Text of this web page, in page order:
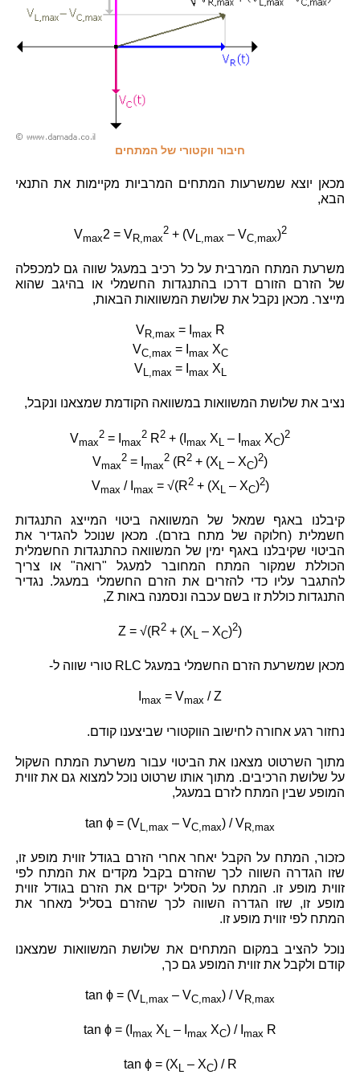
חיבור ווקטורי של המתחים
מכאן יוצא שמשרעות המתחים המרביות מקיימות את התנאי
הבא,
Vmax2 = VR,max
2+ (VL,max – VC,max)2
משרעת המתח המרבית על כל רכיב במעגל שווה גם למכפלה
של הזרם הזורם דרכו בהתנגדות החשמלי או בהיגב שהוא
מייצר. מכאן נקבל את שלושת המשוואות הבאות,
VR,max = I max R
VC,max = I max XC
VL,max = I max X L
נציב את שלושת המשוואות במשוואה הקודמת שמצאנו ונקבל,
Vmax
2 = I max
2 R2 + (I max X – I max XC)2
Vmax
2 = I max
2 (R2 + (X L – XC)2)
Vmax / I max = √(R2+ (X – XC)2)
קיבלנו באגף שמאל של המשוואה ביטוי המייצג התנגדות
חשמלית (חלוקה של מתח בזרם). מכאן שנוכל להגדיר את
הביטוי שקיבלנו באגף ימין של המשוואה כהתנגדות החשמלית
הכוללת שמקור המתח המחובר למעגל "רואה" או צריך
להתגבר עליו כדי להזרים את הזרם החשמלי במעגל. נגדיר
התנגדות כוללת זו בשם עכבה ונסמנה באות Z,
Z = √(R2 + (X L – XC)2)
מכאן שמשרעת הזרם החשמלי במעגל RLC טורי שווה ל-
max = Vmax / Z
נחזור רגע אחורה לחישוב הווקטורי שביצענו קודם.
מתוך השרטוט מצאנו את הביטוי עבור משרעת המתח השקול
על שלושת הרכיבים. מתוך אותו שרטוט נוכל למצוא גם את זווית
המופע שבין המתח לזרם במעגל,
tan ϕ = (VL,max – VC,max) / VR,max
כזכור, המתח על הקבל יאחר אחרי הזרם בגודל זווית מופע זו,
שזו הגדרה השווה לכך שהזרם בקבל מקדים את המתח לפי
זווית מופע זו. המתח על הסליל יקדים את הזרם בגודל זווית
מופע זו, שזו הגדרה השווה לכך שהזרם בסליל מאחר את
המתח לפי זווית מופע זו.
נוכל להציב במקום המתחים את שלושת המשוואות שמצאנו
קודם ולקבל את זווית המופע גם כך,
tan ϕ = (V L,max – VC,max) / VR,max
tan ϕ = (I max X L – I max XC) / I max R
tan ϕ = (X L – XC) / R